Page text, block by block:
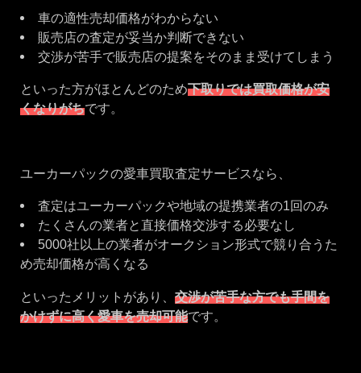
車の適性売却価格がわからない
販売店の査定が妥当か判断できない
交渉が苦手で販売店の提案をそのまま受けてしまう
といった方がほとんどのため下取りでは買取価格が安
くなりがちです。
ユーカーパックの愛車買取査定サービスなら、
査定はユーカーパックや地域の提携業者の1回のみ
たくさんの業者と直接価格交渉する必要なし
5000社以上の業者がオークション形式で競り合うた
め売却価格が高くなる
といったメリットがあり、 交渉が苦手な方でも手間を
かけずに高く愛車を売却可能です。